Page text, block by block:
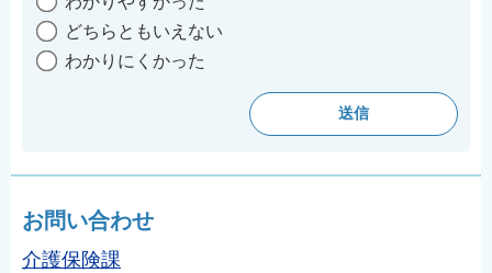
どちらともいえない
わかりにくかった
お問い合わせ
介護保険課